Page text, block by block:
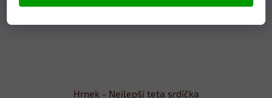
Hrnek - Nejlepší teta srdíčka